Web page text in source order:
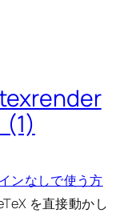
ンなしで使う方
を直接動かし